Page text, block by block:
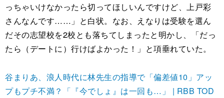
っちゃいけなかったら切ってほしいんですけど、上戸彩
さんなんです……」と白状。なお、えなりは受験を選ん
だその志望校を2校とも落ちてしまったと明かし、「だっ
たら（デートに）行けばよかった！」と項垂れていた。
谷まりあ、浪人時代に林先生の指導で「偏差値10」アッ
プもプチ不満？「『今でしょ』は一回も…」 | RBB TOD